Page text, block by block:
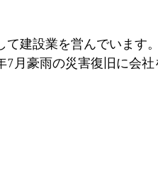
建設業を営んでいます
月豪雨の災害復旧に会社